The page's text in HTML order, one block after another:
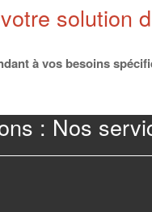
solution
à vos besoins
: Nos